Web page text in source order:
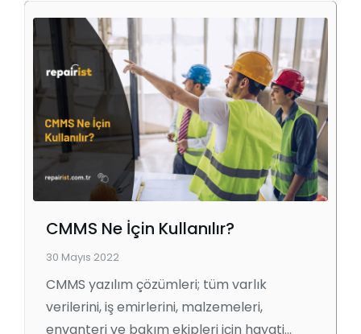
CMMS Ne İçin Kullanılır?
30 Mayıs 2022
CMMS yazılım çözümleri; tüm varlık
verilerini, iş emirlerini, malzemeleri,
envanteri ve bakım ekipleri için hayati…